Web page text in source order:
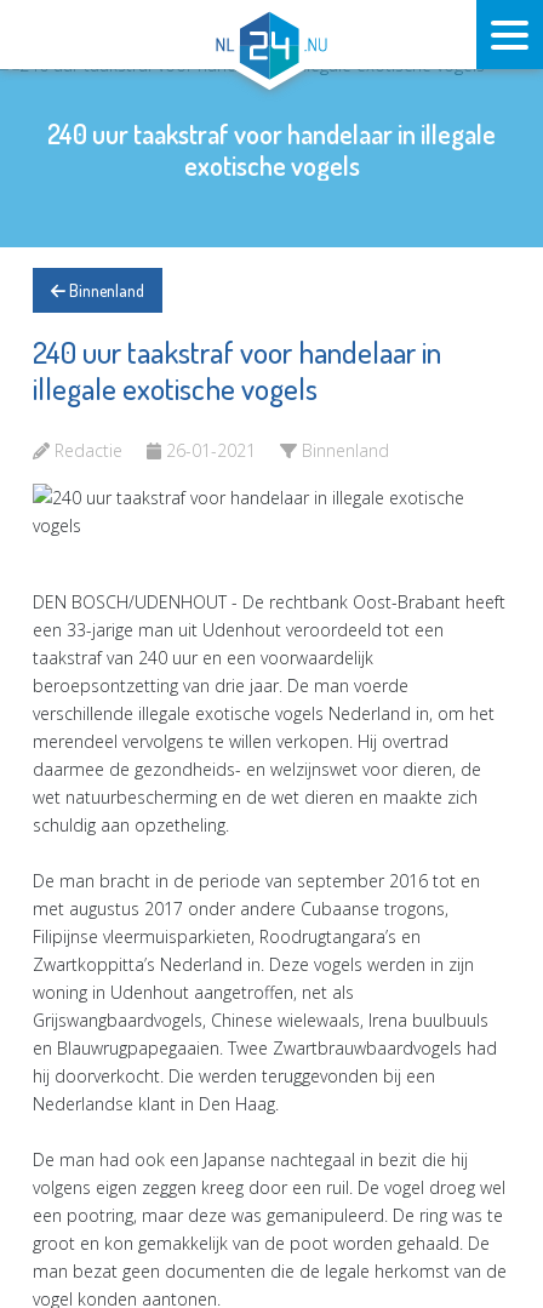
240 uur taakstraf voor handelaar in illegale
exotische vogels
Binnenland
240 uur taakstraf voor handelaar in
illegale exotische vogels
Redactie 26-01-2021 Binnenland
DEN BOSCH/UDENHOUT - De rechtbank Oost-Brabant heeft
een 33-jarige man uit Udenhout veroordeeld tot een
taakstraf van 240 uur en een voorwaardelijk
beroepsontzetting van drie jaar. De man voerde
verschillende illegale exotische vogels Nederland in, om het
merendeel vervolgens te willen verkopen. Hij overtrad
daarmee de gezondheids- en welzijnswet voor dieren, de
wet natuurbescherming en de wet dieren en maakte zich
schuldig aan opzetheling.
De man bracht in de periode van september 2016 tot en
met augustus 2017 onder andere Cubaanse trogons,
Filipijnse vleermuisparkieten, Roodrugtangara’s en
Zwartkoppitta’s Nederland in. Deze vogels werden in zijn
woning in Udenhout aangetroffen, net als
Grijswangbaardvogels, Chinese wielewaals, Irena buulbuuls
en Blauwrugpapegaaien. Twee Zwartbrauwbaardvogels had
hij doorverkocht. Die werden teruggevonden bij een
Nederlandse klant in Den Haag.
De man had ook een Japanse nachtegaal in bezit die hij
volgens eigen zeggen kreeg door een ruil. De vogel droeg wel
een pootring, maar deze was gemanipuleerd. De ring was te
groot en kon gemakkelijk van de poot worden gehaald. De
man bezat geen documenten die de legale herkomst van de
vogel konden aantonen.